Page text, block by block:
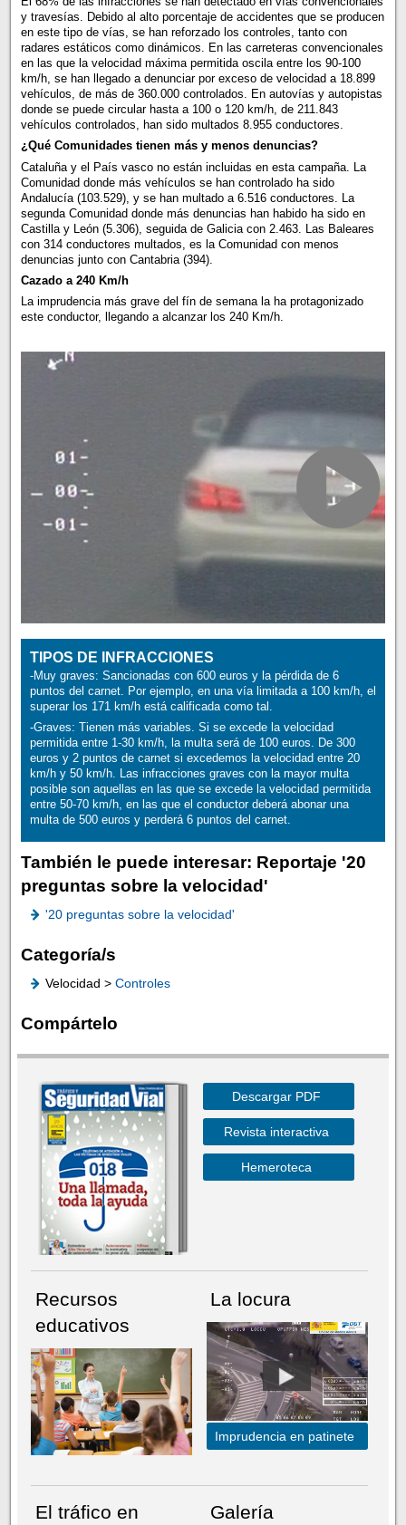
y travesías. Debido al alto porcentaje de accidentes que se producen
en este tipo de vías, se han reforzado los controles, tanto con
radares estáticos como dinámicos. En las carreteras convencionales
en las que la velocidad máxima permitida oscila entre los 90-100
km/h, se han llegado a denunciar por exceso de velocidad a 18.899
vehículos, de más de 360.000 controlados. En autovías y autopistas
donde se puede circular hasta a 100 o 120 km/h, de 211.843
vehículos controlados, han sido multados 8.955 conductores.
¿Qué Comunidades tienen más y menos denuncias?
Cataluña y el País vasco no están incluidas en esta campaña. La
Comunidad donde más vehículos se han controlado ha sido
Andalucía (103.529), y se han multado a 6.516 conductores. La
segunda Comunidad donde más denuncias han habido ha sido en
Castilla y León (5.306), seguida de Galicia con 2.463. Las Baleares
con 314 conductores multados, es la Comunidad con menos
denuncias junto con Cantabria (394).
Cazado a 240 Km/h
La imprudencia más grave del fín de semana la ha protagonizado
este conductor, llegando a alcanzar los 240 Km/h.
TIPOS DE INFRACCIONES
-Muy graves: Sancionadas con 600 euros y la pérdida de 6
puntos del carnet. Por ejemplo, en una vía limitada a 100 km/h, el
superar los 171 km/h está calificada como tal.
-Graves: Tienen más variables. Si se excede la velocidad
permitida entre 1-30 km/h, la multa será de 100 euros. De 300
euros y 2 puntos de carnet si excedemos la velocidad entre 20
km/h y 50 km/h. Las infracciones graves con la mayor multa
posible son aquellas en las que se excede la velocidad permitida
entre 50-70 km/h, en las que el conductor deberá abonar una
multa de 500 euros y perderá 6 puntos del carnet.
También le puede interesar: Reportaje '20
preguntas sobre la velocidad'
'20 preguntas sobre la velocidad'
Categoría/s
Velocidad > Controles
Compártelo
Descargar PDF
Revista interactiva
Hemeroteca
Recursos
educativos
La locura
Imprudencia en patinete
El tráfico en Galería